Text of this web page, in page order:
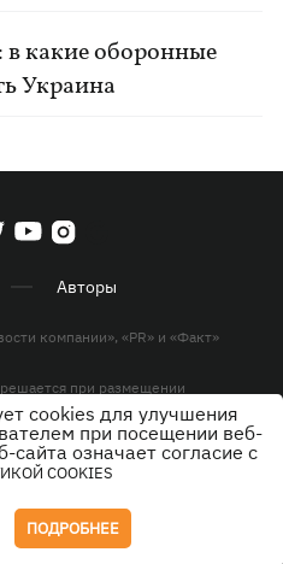
какие оборонные
Украина
Авторы
компании», «PR» и «Факт»
при размещении
в первом абзаце.
права защищены.
cookies для улучшения
при посещении веб-
сайта означает согласие с
COOKIES
ПОДРОБНЕЕ